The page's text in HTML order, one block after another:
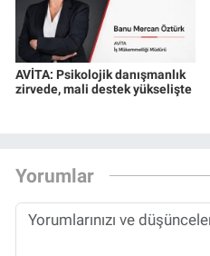
AVİTA: Psikolojik danışmanlık
zirvede, mali destek yükselişte
Yorumlar